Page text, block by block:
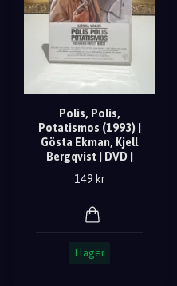
Polis, Polis,
Potatismos (1993) |
Gösta Ekman, Kjell
Bergqvist | DVD |
149 kr
I lager